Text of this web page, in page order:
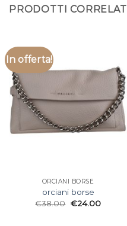
PRODOTTI CORRELATI
In offerta!
ORCIANI BORSE
orciani borse
€38.00 €24.00